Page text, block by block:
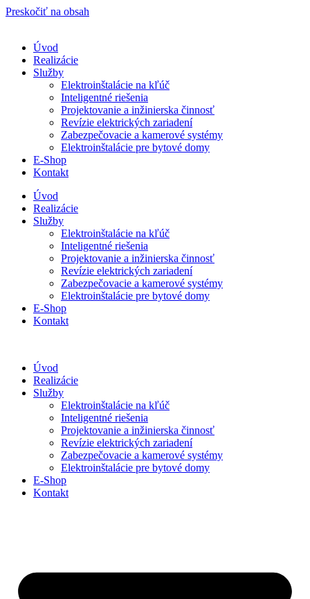
Preskočiť na obsah
Úvod
Realizácie
Služby
Elektroinštalácie na kľúč
Inteligentné riešenia
Projektovanie a inžinierska činnosť
Revízie elektrických zariadení
Zabezpečovacie a kamerové systémy
Elektroinštalácie pre bytové domy
E-Shop
Kontakt
Úvod
Realizácie
Služby
Elektroinštalácie na kľúč
Inteligentné riešenia
Projektovanie a inžinierska činnosť
Revízie elektrických zariadení
Zabezpečovacie a kamerové systémy
Elektroinštalácie pre bytové domy
E-Shop
Kontakt
Úvod
Realizácie
Služby
Elektroinštalácie na kľúč
Inteligentné riešenia
Projektovanie a inžinierska činnosť
Revízie elektrických zariadení
Zabezpečovacie a kamerové systémy
Elektroinštalácie pre bytové domy
E-Shop
Kontakt